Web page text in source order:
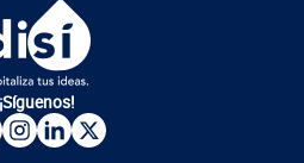
¡Síguenos!